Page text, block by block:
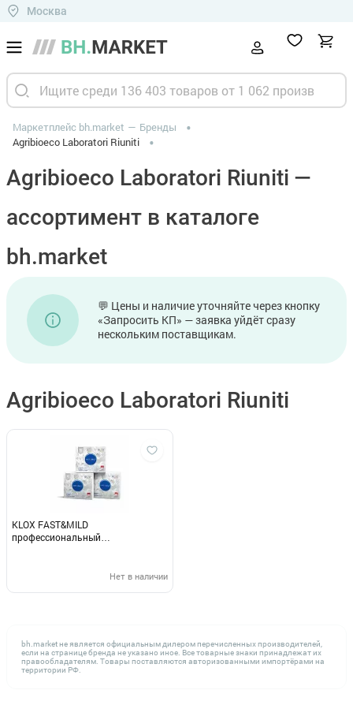
Москва
Маркетплейс bh.market
Бренды
Agribioeco Laboratori Riuniti
Agribioeco Laboratori Riuniti —
ассортимент в каталоге
bh.market
💬 Цены и наличие уточняйте через кнопку
«Запросить КП» — заявка уйдёт сразу
нескольким поставщикам.
Agribioeco Laboratori Riuniti
KLOX FAST&MILD
профессиональный
Нет в наличии
bh.market не является официальным дилером перечисленных производителей,
если на странице бренда не указано иное. Все товарные знаки принадлежат их
правообладателям. Товары поставляются авторизованными импортёрами на
территории РФ.